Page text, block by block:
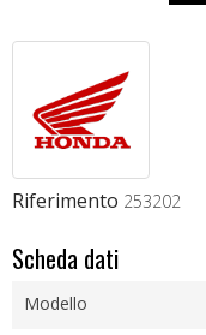
Riferimento 253202
Scheda dati
Modello